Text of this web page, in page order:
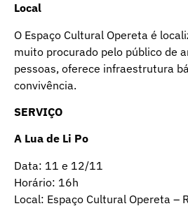
Local
O Espaço Cultural Opereta é
muito procurado pelo público de
pessoas, oferece infraestrutura
convivência.
SERVIÇO
A Lua de Li Po
Data: 11 e 12/11
Horário: 16h
Local: Espaço Cultural Opereta –